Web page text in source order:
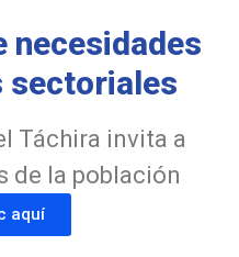
necesidades
sectoriales
Táchira invita a
de la población
aquí